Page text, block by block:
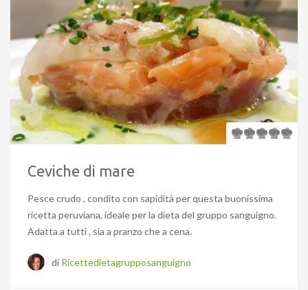
Ceviche di mare
Pesce crudo , condito con sapidità per questa buonissima
ricetta peruviana, ideale per la dieta del gruppo sanguigno.
Adatta a tutti , sia a pranzo che a cena.
di Ricettedietagrupposanguigno